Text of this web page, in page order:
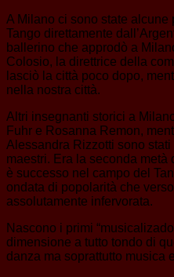
A Milano ci sono state alcune
Tango direttamente
ballerino che approdò a
Colosio, la direttrice della
lasciò la città poco dopo,
nella nostra città.
Altri insegnanti storici a
Fuhr e Rosanna Remon,
Alessandra Rizzotti sono
maestri. Era la seconda
è successo nel campo del
ondata di popolarità che
assolutamente infervorata.
Nascono i primi
dimensione a tutto tondo di
danza ma soprattutto musica